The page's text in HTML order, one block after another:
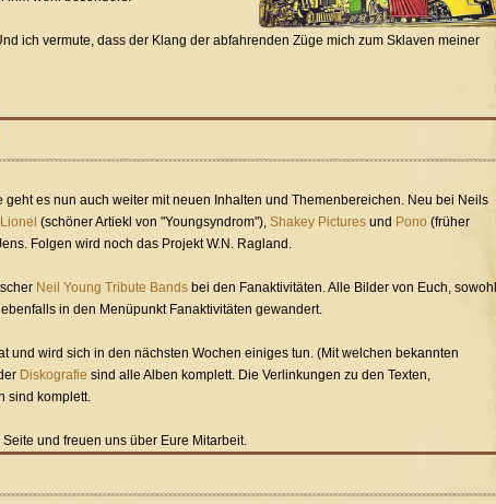
ich vermute, dass der Klang der abfahrenden Züge mich zum Sklaven meiner
es nun auch weiter mit neuen Inhalten und Themenbereichen. Neu bei Neils
(schöner Artiekl von "Youngsyndrom"), Shakey Pictures und Pono (früher
Folgen wird noch das Projekt W.N. Ragland.
Neil Young Tribute Bands bei den Fanaktivitäten. Alle Bilder von Euch, sowohl
in den Menüpunkt Fanaktivitäten gewandert.
und wird sich in den nächsten Wochen einiges tun. (Mit welchen bekannten
Diskografie sind alle Alben komplett. Die Verlinkungen zu den Texten,
sind komplett.
und freuen uns über Eure Mitarbeit.